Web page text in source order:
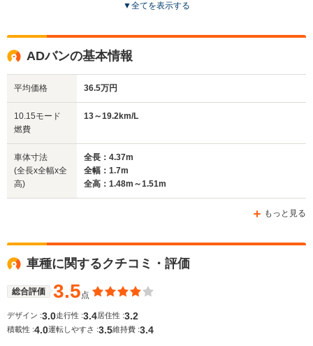
サイズ
(全長x全幅x全高)
WLTCモード
燃費
全高
1.48m～1.5m
全幅
1.67m
5ドア
▼全てを表示する
ADバンの基本情報
平均価格 36.5万円
10.15モード
燃費
13～19.2km/L
車体寸法
(全長x全幅x全
高)
全長：4.37m
全幅：1.7m
全高：1.48m～1.51m
もっと見る
車種に関するクチコミ・評価
総合評価 3.5点
デザイン :3.0走行性 :3.4 居住性 :3.2
積載性 :4.0運転しやすさ :3.5維持費 :3.4